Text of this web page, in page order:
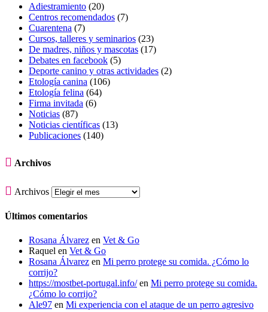
Adiestramiento (20)
Centros recomendados (7)
Cuarentena (7)
Cursos, talleres y seminarios (23)
De madres, niños y mascotas (17)
Debates en facebook (5)
Deporte canino y otras actividades (2)
Etología canina (106)
Etología felina (64)
Firma invitada (6)
Noticias (87)
Noticias científicas (13)
Publicaciones (140)
 Archivos
 Archivos
Últimos comentarios
Rosana Álvarez en Vet & Go
Raquel en Vet & Go
Rosana Álvarez en Mi perro protege su comida. ¿Cómo lo
corrijo?
https://mostbet-portugal.info/en Mi perro protege su comida.
¿Cómo lo corrijo?
Ale97 en Mi experiencia con el ataque de un perro agresivo